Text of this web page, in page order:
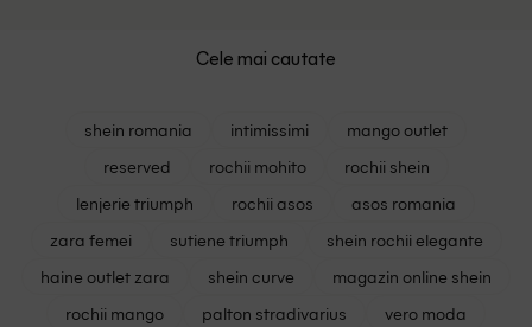
Cele mai cautate
shein romania intimissimi
mango outlet
reserved
rochii mohito
rochii shein
lenjerie triumph
rochii asos
asos romania
zara femei
sutiene triumph
shein rochii elegante
haine outlet zara
shein curve
magazin online shein
rochii mango
palton stradivarius
vero moda